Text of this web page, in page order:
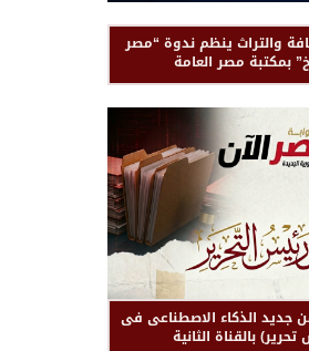
والتراث ينظم ندوة “مصر
بمكتبة مصر العامة
جديد الذكاء الاصطناعى فى
بالقناة الثانية